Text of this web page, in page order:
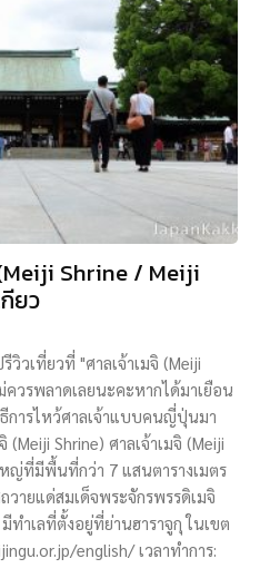
Shrine / Meiji
ยว
วเที่ยวที่ "ศาลเจ้าเมจิ (Meiji
วรพลาดเลยนะคะหากได้มาเยือน
การไหว้ศาลเจ้าแบบคนญี่ปุ่นมา
(Meiji Shrine) ศาลเจ้าเมจิ (Meiji
ญ่ที่มีพื้นที่กว่า 7 แสนตารางเมตร
ายแด่สมเด็จพระจักรพรรดิเมจิ
ทำเลที่ตั้งอยู่ที่ย่านฮาราจูกุ ในเขต
english/ เวลาทำการ: